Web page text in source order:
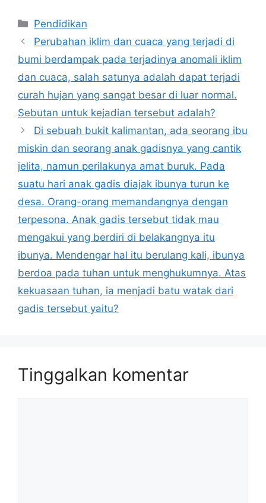
Kategori
Pendidikan
Perubahan iklim dan cuaca yang terjadi di
bumi berdampak pada terjadinya anomali iklim
dan cuaca, salah satunya adalah dapat terjadi
curah hujan yang sangat besar di luar normal.
Sebutan untuk kejadian tersebut adalah?
Di sebuah bukit kalimantan, ada seorang ibu
miskin dan seorang anak gadisnya yang cantik
jelita, namun perilakunya amat buruk. Pada
suatu hari anak gadis diajak ibunya turun ke
desa. Orang-orang memandangnya dengan
terpesona. Anak gadis tersebut tidak mau
mengakui yang berdiri di belakangnya itu
ibunya. Mendengar hal itu berulang kali, ibunya
berdoa pada tuhan untuk menghukumnya. Atas
kekuasaan tuhan, ia menjadi batu watak dari
gadis tersebut yaitu?
Tinggalkan komentar